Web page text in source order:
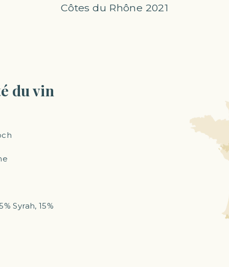
Côtes du Rhône 2021
du vin
Syrah, 15%